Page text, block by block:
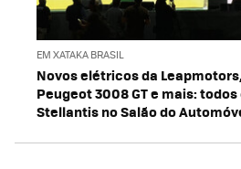
EM XATAKA BRASIL
Novos elétricos da
Peugeot 3008 GT e mais:
Stellantis no Salão do